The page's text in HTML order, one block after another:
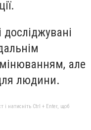
але
людини.
і натисніть Ctrl + Enter, щоб